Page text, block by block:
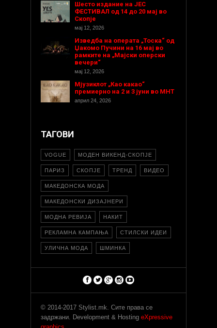
Шесто издание на ЈЕС
ФЕСТИВАЛ од 14 до 20 мај во
Скопје
мај 12, 2026
Изведба на операта „Тоска“ од
Џакомо Пучини на 16 мај во
рамките на „Мајски оперски
вечери“
мај 12, 2026
Мјузиклот „Као какао“
премиерно на 2 и 3 јуни во МНТ
април 24, 2026
ТАГОВИ
VOGUE МОДЕН ВИКЕНД-СКОПЈЕ
ПАРИЗ СКОПЈЕ ТРЕНД ВИДЕО
МАКЕДОНСКА МОДА
МАКЕДОНСКИ ДИЗАЈНЕРИ
МОДНА РЕВИЈА НАКИТ
РЕКЛАМНА КАМПАЊА СТИЛСКИ ИДЕИ
УЛИЧНА МОДА ШМИНКА
© 2014-2017 Stylist.mk. Сите права се
задржани. Development & Hosting eXpressive